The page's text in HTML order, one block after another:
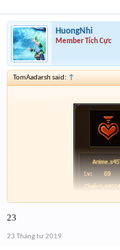
HuongNhi
Member Tích Cực
TomAadarsh said: ↑
23
23 Tháng tư 2019